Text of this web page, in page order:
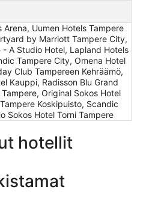
Arena, Uumen Hotels Tampere
by Marriott Tampere City,
- A Studio Hotel, Lapland Hotels
Tampere City, Omena Hotel
Club Tampereen Kehräämö,
Kauppi, Radisson Blu Grand
Original Sokos Hotel
Koskipuisto, Scandic
Sokos Hotel Torni Tampere
hotellit